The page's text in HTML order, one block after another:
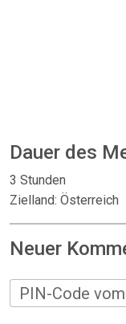
Dauer des
3 Stunden
Zielland: Österreich
Neuer